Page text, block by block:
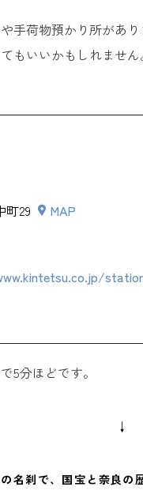
手荷物預かり所があ
もいいかもしれません
町29
MAP
5分ほどです。
↓
の名刹で、国宝と奈良の